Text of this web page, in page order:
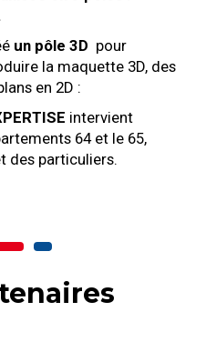
un pôle 3D pour
la maquette 3D, des
en 2D :
intervient
64 et le 65,
des particuliers.